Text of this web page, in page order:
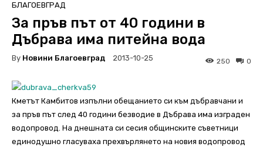
БЛАГОЕВГРАД
За пръв път от 40 години в
Дъбрава има питейна вода
By Новини Благоевград 2013-10-25 0
250
Кметът Камбитов изпълни обещанието си към дъбравчани и
за пръв път след 40 години безводие в Дъбрава има изграден
водопровод. На днешната си сесия общинските съветници
единодушно гласуваха прехвърлянето на новия водопровод